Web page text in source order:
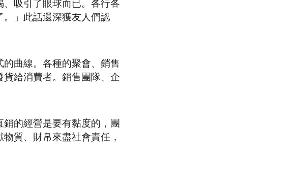
吸引了眼球而已。各行各
」此話還深獲友人們認
曲線。各種的聚會、銷售
給消費者。銷售團隊、企
的經營是要有黏度的，團
質、財帛來盡社會責任，